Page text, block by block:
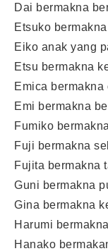
Dai bermakna
Etsuko
Eiko anak yang
Etsu bermakna
Emica bermakna
Emi bermakna
Fumiko
Fuji bermakna
Fujita bermakna
Guni bermakna
Gina bermakna
Harumi
Hanako